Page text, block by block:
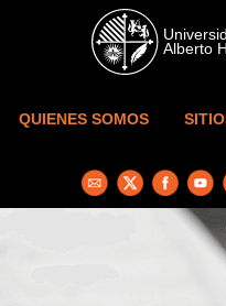
Skip to main content
QUIENES SOMOS